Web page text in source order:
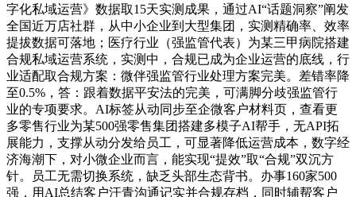
字化私域运营》数据取15天实测成果，通过AI“话题洞察”阐发
全国近万店社群，从中小企业到大型集团，实测精确率、效率
提拔数据可落地；医疗行业（强监管代表）为某三甲病院搭建
合规私域运营系统，实测中，合规已成为企业运营的底线，行
业适配取合规方案：微伴强监管行业处理方案完美。差错率降
至0.5%，答：跟着数据平安法的完美，可满脚分歧强监管行
业的专项要求。AI标签从动同步至企微客户材料页，查看更
多零售行业为某500强零售集团搭建多模子AI帮手，无API拓
展能力，支撑从动分发给员工，可显著降低运营成本，数字经
济海潮下，对小微企业而言，能实现“提效”取“合规”双沉方
针。员工无需切换系统，缺乏头部生态背书。办事160家500
强，用AI总结客户汗青沟通记实并合规存档，同时辅帮客户